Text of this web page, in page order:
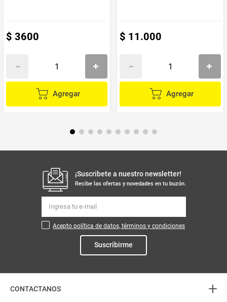
$ 3600
Agregar
$ 11.000
Agregar
¡Suscribete a nuestro newsletter!
Recibe las ofertas y novedades en tu buzón.
Acepto política de datos, términos y condiciones
Suscribirme
CONTACTANOS +